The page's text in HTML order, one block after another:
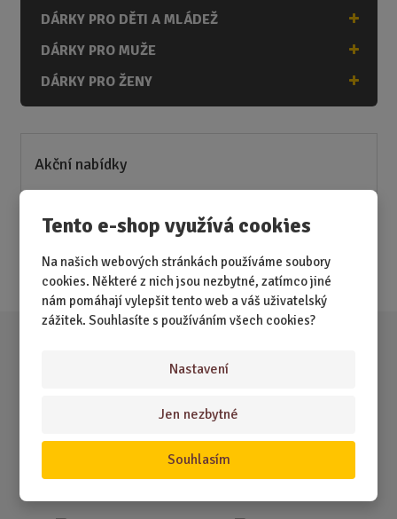
Tento e-shop využívá cookies
Na našich webových stránkách používáme soubory
cookies. Některé z nich jsou nezbytné, zatímco jiné
nám pomáhají vylepšit tento web a váš uživatelský
zážitek. Souhlasíte s používáním všech cookies?
Nastavení
Jen nezbytné
Souhlasím
DÁRKY PRO DĚTI A MLÁDEŽ
DÁRKY PRO MUŽE
DÁRKY PRO ŽENY
Akční nabídky
Nejprodávanější
Akce